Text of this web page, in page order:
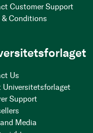
Customer Support
& Conditions
Us
Universitetsforlaget
Support
Media